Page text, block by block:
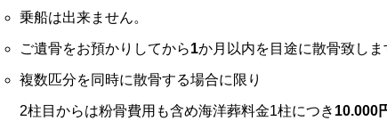
乗船は出来ません。
ご遺骨をお預かりしてから1か月以内を目途に散骨致しま
複数匹分を同時に散骨する場合に限り
2柱目からは粉骨費用も含め海洋葬料金1柱につき 10.000